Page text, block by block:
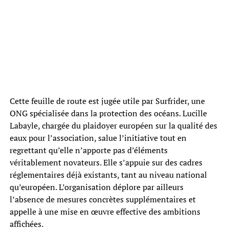
Cette feuille de route est jugée utile par Surfrider, une
ONG spécialisée dans la protection des océans. Lucille
Labayle, chargée du plaidoyer européen sur la qualité des
eaux pour l’association, salue l’initiative tout en
regrettant qu’elle n’apporte pas d’éléments
véritablement novateurs. Elle s’appuie sur des cadres
réglementaires déjà existants, tant au niveau national
qu’européen. L’organisation déplore par ailleurs
l’absence de mesures concrètes supplémentaires et
appelle à une mise en œuvre effective des ambitions
affichées.